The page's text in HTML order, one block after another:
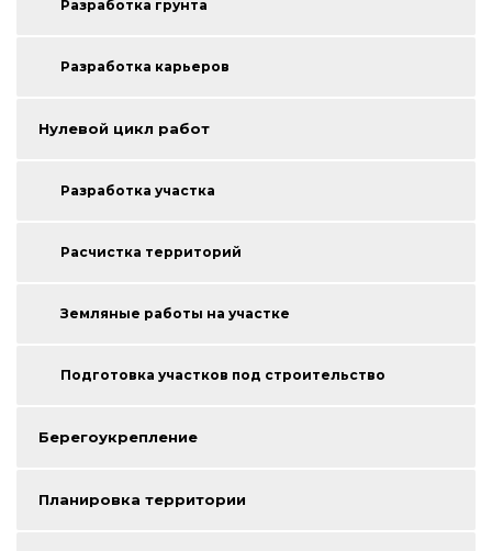
Разработка грунта
Разработка карьеров
Нулевой цикл работ
Разработка участка
Расчистка территорий
Земляные работы на участке
Подготовка участков под строительство
Берегоукрепление
Планировка территории